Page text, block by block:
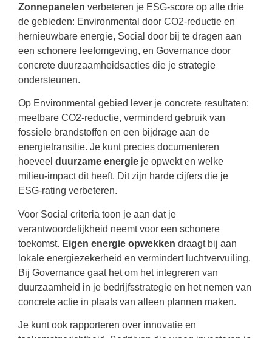
Zonnepanelen verbeteren je ESG-score op alle drie
de gebieden: Environmental door CO2-reductie en
hernieuwbare energie, Social door bij te dragen aan
een schonere leefomgeving, en Governance door
concrete duurzaamheidsacties die je strategie
ondersteunen.
Op Environmental gebied lever je concrete resultaten:
meetbare CO2-reductie, verminderd gebruik van
fossiele brandstoffen en een bijdrage aan de
energietransitie. Je kunt precies documenteren
hoeveel duurzame energie je opwekt en welke
milieu-impact dit heeft. Dit zijn harde cijfers die je
ESG-rating verbeteren.
Voor Social criteria toon je aan dat je
verantwoordelijkheid neemt voor een schonere
toekomst. Eigen energie opwekken draagt bij aan
lokale energiezekerheid en vermindert luchtvervuiling.
Bij Governance gaat het om het integreren van
duurzaamheid in je bedrijfsstrategie en het nemen van
concrete actie in plaats van alleen plannen maken.
Je kunt ook rapporteren over innovatie en